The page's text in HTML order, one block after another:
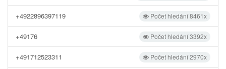
Počet hledání 8461x
+4922896397119
Počet hledání 3392x
+49176
Počet hledání 2970x
+491712523311